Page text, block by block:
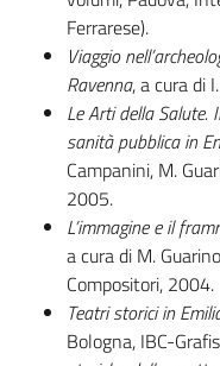
Ferrarese).
Viaggio
Ravenna, a cura di
Le Arti della Salute.
sanità pubblica in
Campanini, M.
2005.
L’immagine e il
a cura di M.
Compositori, 2004.
Teatri storici in
Bologna, IBC-